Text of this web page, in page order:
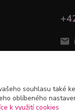
souhlasu také ke
oblíbeného
k využití cookies